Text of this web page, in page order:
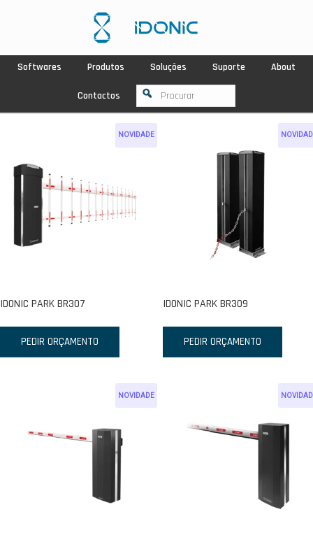
Softwares Produtos Soluções Suporte About
Contactos
NOVIDADE
IDONIC PARK BR307
PEDIR ORÇAMENTO
IDONIC PARK BR309
PEDIR ORÇAMENTO
NOVIDADE